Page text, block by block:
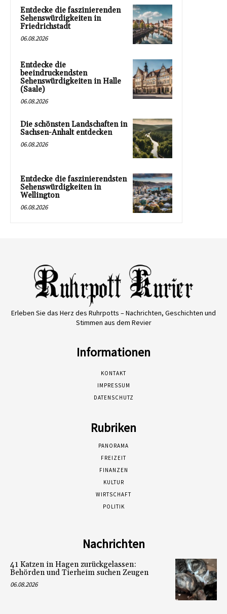
Entdecke die faszinierenden
Sehenswürdigkeiten in
Friedrichstadt
06.08.2026
Entdecke die
beeindruckendsten
Sehenswürdigkeiten in Halle
(Saale)
06.08.2026
Die schönsten Landschaften in
Sachsen-Anhalt entdecken
06.08.2026
Entdecke die faszinierendsten
Sehenswürdigkeiten in
Wellington
06.08.2026
Erleben Sie das Herz des Ruhrpotts – Nachrichten, Geschichten und
Stimmen aus dem Revier
Informationen
KONTAKT
IMPRESSUM
DATENSCHUTZ
Rubriken
PANORAMA
FREIZEIT
FINANZEN
KULTUR
WIRTSCHAFT
POLITIK
Nachrichten
41 Katzen in Hagen zurückgelassen:
Behörden und Tierheim suchen Zeugen
06.08.2026